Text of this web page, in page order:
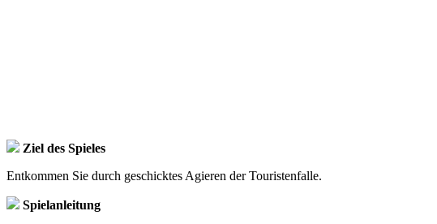
Ziel des Spieles
Entkommen Sie durch geschicktes Agieren der Touristenfalle.
Spielanleitung